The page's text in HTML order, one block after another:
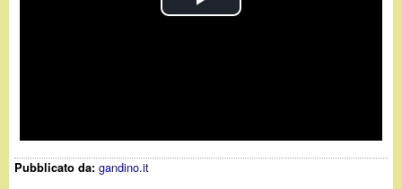
P
y
Pubblicato da:gandino.it